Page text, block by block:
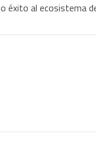
éxito al ecosistema